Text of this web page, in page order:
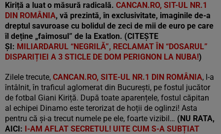
Kiriță a luat o măsură radicală. CANCAN.RO, SIT-UL NR.1
DIN ROMÂNIA, vă prezintă, în exclusivitate, imaginile de-a
dreptul savuroase cu bolidul de zeci de mii de euro pe care
îl deține „faimosul” de la Exatlon. (CITEȘTE
ȘI: MILIARDARUL “NEGRILĂ”, RECLAMAT ÎN “DOSARUL”
DISPARIȚIEI A 3 STICLE DE DOM PERIGNON LA NUBA!)
Zilele trecute, CANCAN.RO, SITE-UL NR.1 DIN ROMÂNIA, l-a
întâlnit, în traficul aglomerat din București, pe fostul jucător
de fotbal Giani Kiriță. După toate aparențele, fostul căpitan
al echipei Dinamo este terorizat de hoții de oglinzi! Asta
pentru că și-a trecut numele pe ele, foarte vizibil… (NU RATA,
AICI: I-AM AFLAT SECRETUL! UITE CUM S-A SUBȚIAT